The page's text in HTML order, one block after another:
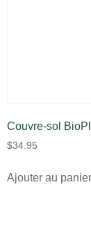
Couvre-sol
$34.95
Ajouter au panier